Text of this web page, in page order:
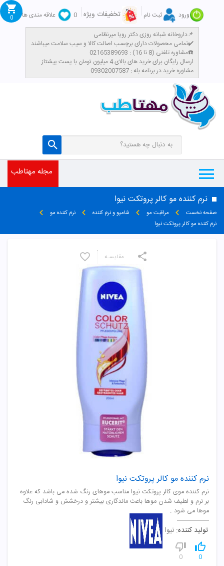
ورود ثبت نام تخفیفات ویژه 0
علاقه مندی ها
داروخانه شبانه روزی دکتر رویا میرنظامی📌
تمامی محصولات دارای برچسب اصالت کالا و سیب سلامت میباشند✔️
مشاوره تلفنی (8 تا 16) : 02165389693☎️
​ارسال رایگان برای خرید های بالای 4 میلیون تومان با پست پیشتاز
مشاوره خرید در برنامه بله : 09302007587
0
مجله مهتاطب
نرم کننده مو کالر پروتکت نیوا
صفحه نخست مراقبت مو شامپو و نرم کننده
نرم کننده مو
نرم کننده مو کالر پروتکت نیوا
نرم کننده مو کالر پروتکت نیوا
نرم کننده موی کالر پروتکت نیوا مناسب موهای رنگ شده می باشد که علاوه
بر نرم و لطیف شدن موها باعث ماندگاری بیشتر و درخشش و شادابی رنگ
موها می شود .
تولید کننده: نیوا
0
0
مقایسـه